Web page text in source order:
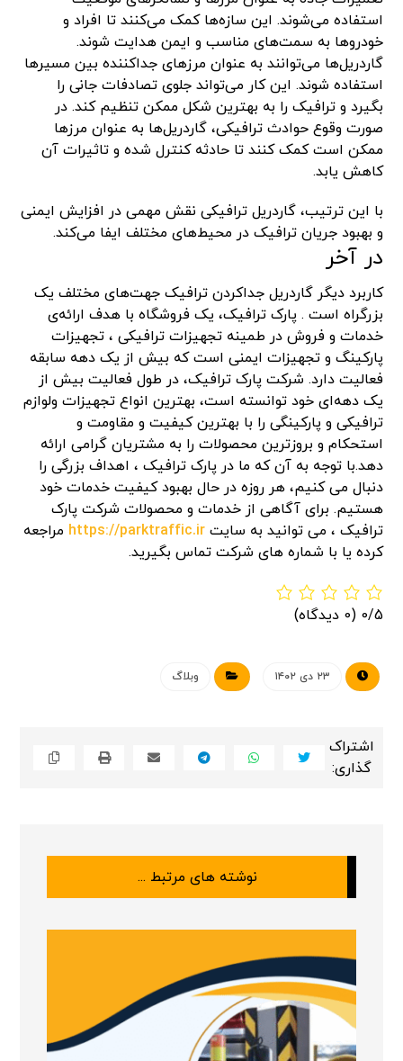
استفاده می‌شوند. این سازه‌ها کمک می‌کنند تا افراد و
خودروها به سمت‌های مناسب و ایمن هدایت شوند.
گاردریل‌ها می‌توانند به عنوان مرزهای جداکننده بین مسیرها
استفاده شوند. این کار می‌تواند جلوی تصادفات جانی را
بگیرد و ترافیک را به بهترین شکل ممکن تنظیم کند. در
صورت وقوع حوادث ترافیکی، گاردریل‌ها به عنوان مرزها
ممکن است کمک کنند تا حادثه کنترل شده و تاثیرات آن
کاهش یابد.
با این ترتیب، گاردریل ترافیکی نقش مهمی در افزایش ایمنی
و بهبود جریان ترافیک در محیط‌های مختلف ایفا می‌کند.
در آخر
کاربرد دیگر گاردریل جداکردن ترافیک جهت‌های مختلف یک
بزرگراه است . پارک ترافیک، یک فروشگاه با هدف ارائه‌ی
خدمات و فروش در طمینه تجهیزات ترافیکی ، تجهیزات
پارکینگ و تجهیزات ایمنی است که بیش از یک دهه سابقه
فعالیت دارد. شرکت پارک ترافیک، در طول فعالیت بیش از
یک دهه‌‌ای خود توانسته است، بهترین انواع تجهیزات ولوازم
ترافیکی و پارکینگی را با بهترین کیفیت و مقاومت و
استحکام و بروزترین محصولات را به مشتریان گرامی ارائه
دهد.با توجه به آن که ما در پارک ترافیک ، اهداف بزرگی را
دنبال می کنیم، هر روزه در حال بهبود کیفیت خدمات خود
هستیم. برای آگاهی از خدمات و محصولات شرکت پارک
ترافیک ، می توانید به سایت https://parktraffic.ir
مراجعه
کرده یا با شماره های شرکت تماس بگیرید.
0/5 (0 دیدگاه)
۲۳ دی ۱۴۰۲ وبلاگ
نوشته های مرتبط ...